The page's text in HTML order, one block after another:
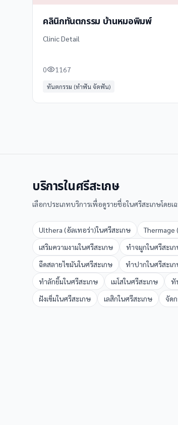
คลินิกทันตกรรม บ้านหมอพิมพ์
Clinic Detail
0 1167
ทันตกรรม (ทำฟัน จัดฟัน)
บริการในศรีสะเกษ
เลือกประเภทบริการเพื่อดูรายชื่อในศรีสะเกษโดยเ
Ulthera (อัลเทอร่า)ในศรีสะเกษ Thermage
เสริมความงามในศรีสะเกษ ทำจมูกในศรีสะเ
ฉีดสลายไขมันในศรีสะเกษ ทำปากในศรีสะเ
ทำลักยิ้มในศรีสะเกษ เมโสในศรีสะเกษ ทั
ฝังเข็มในศรีสะเกษ เลสิกในศรีสะเกษ จัด